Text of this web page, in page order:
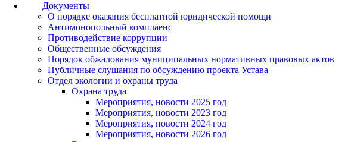
Документы
О порядке оказания бесплатной юридической помощи
Антимонопольный комплаенс
Противодействие коррупции
Общественные обсуждения
Порядок обжалования муниципальных нормативных правовых актов
Публичные слушания по обсуждению проекта Устава
Отдел экологии и охраны труда
Охрана труда
Мероприятия, новости 2025 год
Мероприятия, новости 2023 год
Мероприятия, новости 2024 год
Мероприятия, новости 2026 год